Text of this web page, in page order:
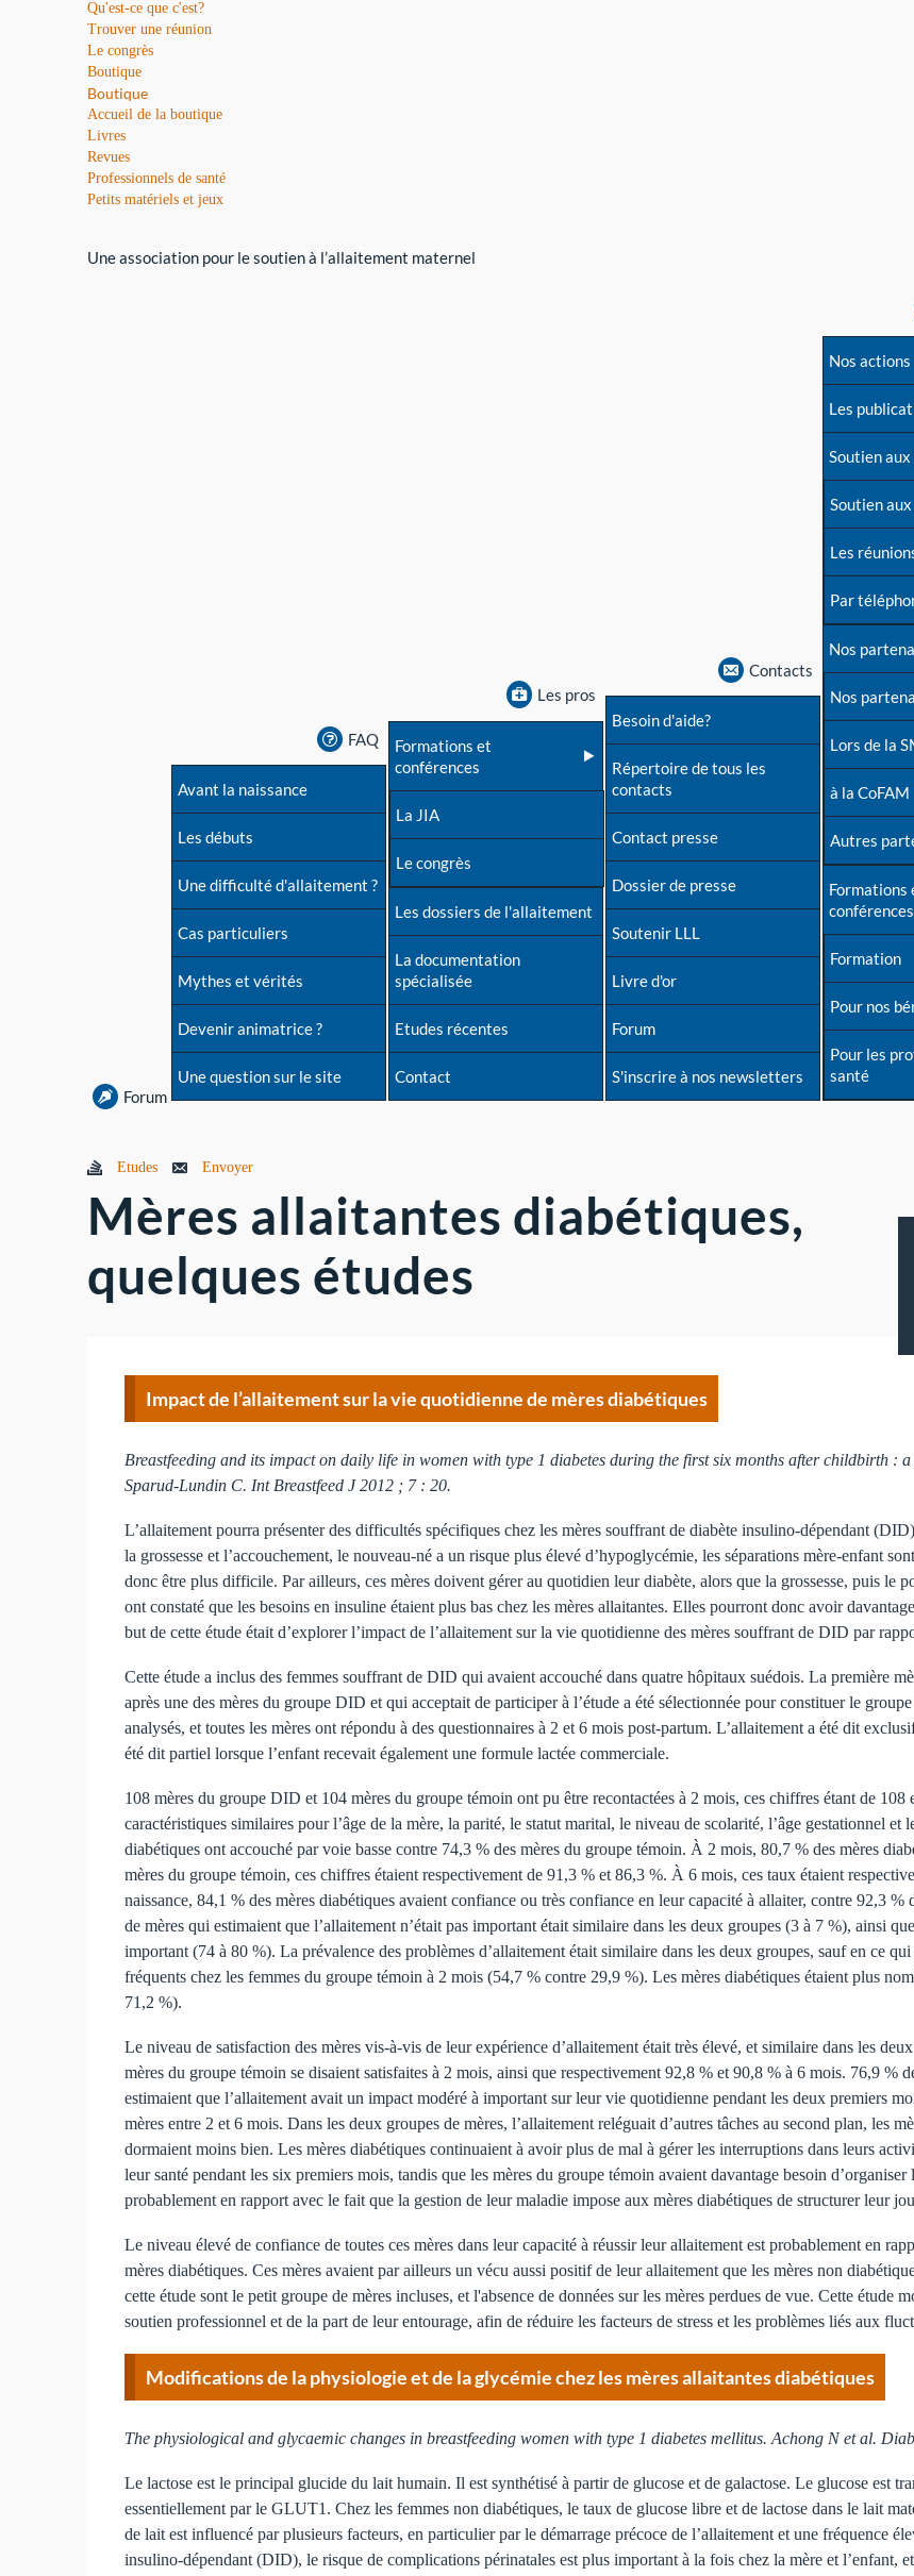
Qu'est-ce que c'est?
Trouver une réunion
Le congrès
Boutique
Boutique
Accueil de la boutique
Livres
Revues
Professionnels de santé
Petits matériels et jeux
Une association pour le soutien à l’allaitement maternel
Forum
FAQ
Avant la naissance
Les débuts
Une difficulté d'allaitement ?
Cas particuliers
Mythes et vérités
Devenir animatrice ?
Une question sur le site
Les pros
Formations et
conférences
La JIA
Le congrès
Les dossiers de l'allaitement
La documentation
spécialisée
Etudes récentes
Contact
Contacts
Besoin d'aide?
Répertoire de tous les
contacts
Contact presse
Dossier de presse
Soutenir LLL
Livre d'or
Forum
S'inscrire à nos newsletters
Nos actions
Les
Soutien aux
Soutien
Les
Par
Nos
Nos
Lors de la
à la CoFAM
Autres
Formations
conférences
Formation
Pour nos
Pour les
santé
Etudes Envoyer
Mères allaitantes diabétiques,
quelques études
Impact de l’allaitement sur la vie quotidienne de mères diabétiques
Breastfeeding and its impact on daily life in women with type 1 diabetes during the first six months after childbirth :
Sparud-Lundin C. Int Breastfeed J 2012 ; 7 : 20.
L’allaitement pourra présenter des difficultés spécifiques chez les mères souffrant de diabète insulino-dépendant
la grossesse et l’accouchement, le nouveau-né a un risque plus élevé d’hypoglycémie, les séparations mère-enfant
donc être plus difficile. Par ailleurs, ces mères doivent gérer au quotidien leur diabète, alors que la grossesse, puis le
ont constaté que les besoins en insuline étaient plus bas chez les mères allaitantes. Elles pourront donc avoir
but de cette étude était d’explorer l’impact de l’allaitement sur la vie quotidienne des mères souffrant de DID par
Cette étude a inclus des femmes souffrant de DID qui avaient accouché dans quatre hôpitaux suédois. La première
après une des mères du groupe DID et qui acceptait de participer à l’étude a été sélectionnée pour constituer le
analysés, et toutes les mères ont répondu à des questionnaires à 2 et 6 mois post-partum. L’allaitement a été dit
été dit partiel lorsque l’enfant recevait également une formule lactée commerciale.
108 mères du groupe DID et 104 mères du groupe témoin ont pu être recontactées à 2 mois, ces chiffres étant de
caractéristiques similaires pour l’âge de la mère, la parité, le statut marital, le niveau de scolarité, l’âge gestationnel et
diabétiques ont accouché par voie basse contre 74,3 % des mères du groupe témoin. À 2 mois, 80,7 % des mères
mères du groupe témoin, ces chiffres étaient respectivement de 91,3 % et 86,3 %. À 6 mois, ces taux étaient
naissance, 84,1 % des mères diabétiques avaient confiance ou très confiance en leur capacité à allaiter, contre 92,3
de mères qui estimaient que l’allaitement n’était pas important était similaire dans les deux groupes (3 à 7 %), ainsi
important (74 à 80 %). La prévalence des problèmes d’allaitement était similaire dans les deux groupes, sauf en ce
fréquents chez les femmes du groupe témoin à 2 mois (54,7 % contre 29,9 %). Les mères diabétiques étaient plus
71,2 %).
Le niveau de satisfaction des mères vis-à-vis de leur expérience d’allaitement était très élevé, et similaire dans les
mères du groupe témoin se disaient satisfaites à 2 mois, ainsi que respectivement 92,8 % et 90,8 % à 6 mois. 76,9 %
estimaient que l’allaitement avait un impact modéré à important sur leur vie quotidienne pendant les deux premiers
mères entre 2 et 6 mois. Dans les deux groupes de mères, l’allaitement reléguait d’autres tâches au second plan, les
dormaient moins bien. Les mères diabétiques continuaient à avoir plus de mal à gérer les interruptions dans leurs
leur santé pendant les six premiers mois, tandis que les mères du groupe témoin avaient davantage besoin
probablement en rapport avec le fait que la gestion de leur maladie impose aux mères diabétiques de structurer leur
Le niveau élevé de confiance de toutes ces mères dans leur capacité à réussir leur allaitement est probablement en
mères diabétiques. Ces mères avaient par ailleurs un vécu aussi positif de leur allaitement que les mères non
cette étude sont le petit groupe de mères incluses, et l'absence de données sur les mères perdues de vue. Cette étude
soutien professionnel et de la part de leur entourage, afin de réduire les facteurs de stress et les problèmes liés aux
Modifications de la physiologie et de la glycémie chez les mères allaitantes diabétiques
The physiological and glycaemic changes in breastfeeding women with type 1 diabetes mellitus. Achong N et al.
Le lactose est le principal glucide du lait humain. Il est synthétisé à partir de glucose et de galactose. Le glucose est
essentiellement par le GLUT1. Chez les femmes non diabétiques, le taux de glucose libre et de lactose dans le lait
de lait est influencé par plusieurs facteurs, en particulier par le démarrage précoce de l’allaitement et une fréquence
insulino-dépendant (DID), le risque de complications périnatales est plus important à la fois chez la mère et l’enfant,